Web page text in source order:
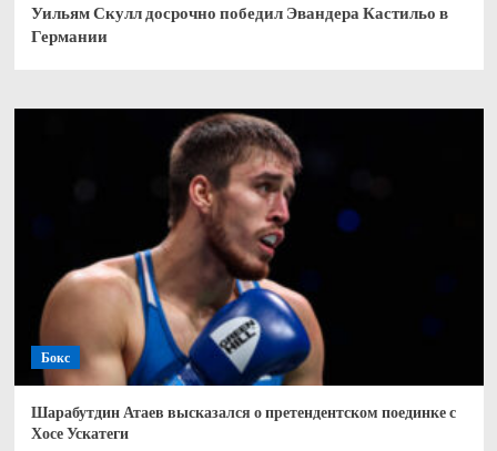
Уильям Скулл досрочно победил Эвандера Кастильо в
Германии
Бокс
Шарабутдин Атаев высказался о претендентском поединке с
Хосе Ускатеги